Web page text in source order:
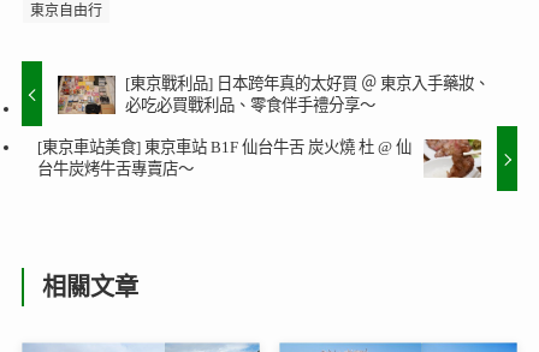
東京自由行
[東京戰利品] 日本跨年真的太好買 ＠ 東京入手藥妝、
必吃必買戰利品、零食伴手禮分享～
[東京車站美食] 東京車站 B1F 仙台牛舌 炭火燒 杜 @ 仙
台牛炭烤牛舌專賣店～
相關文章